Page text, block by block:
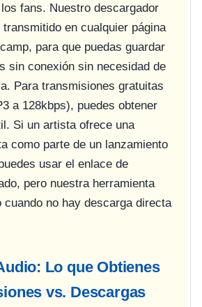
fans. Nuestro descargador
en cualquier página
para que puedas guardar
sin conexión sin necesidad de
Para transmisiones gratuitas
a 128kbps), puedes obtener
Si un artista ofrece una
como parte de un lanzamiento
usar el enlace de
pero nuestra herramienta
cuando no hay descarga directa
Lo que Obtienes
vs. Descargas